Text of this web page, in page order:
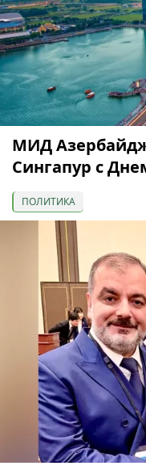
МИД
Сингапур с
ПОЛИТИКА